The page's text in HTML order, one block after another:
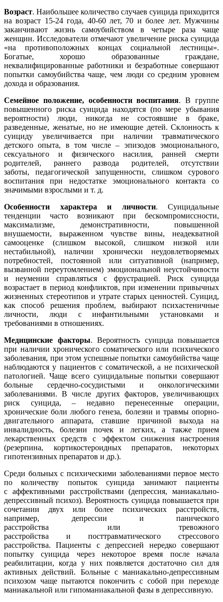
Возраст. Наибольшее количество случаев суицида приходится
на возраст 15-24 года, 40-60 лет, 70 и более лет. Мужчины
заканчивают жизнь самоубийством в четыре раза чаще
женщин. Исследователи отмечают увеличение риска суицида
«на противоположных концах социальной лестницы».
Богатые, хорошо образованные граждане,
неквалифицированные работники и безработные совершают
попытки самоубийства чаще, чем люди со средним уровнем
дохода и образования.
Семейное положение, особенности воспитания. В группе
повышенного риска суицида находятся (по мере убывания
вероятности) люди, никогда не состоявшие в браке,
разведенные, женатые, но не имеющие детей. Склонность к
суициду увеличивается при наличии травматического
детского опыта, в том числе – эпизодов эмоционального,
сексуального и физического насилия, ранней смерти
родителей, раннего развода родителей, отсутствии
заботы, педагогической запущенности, слишком сурового
воспитания при недостатке эмоционального контакта со
значимыми взрослыми и т. д.
Особенности характера и личности. Суицидальные
тенденции часто возникают при бескомпромиссности,
максимализме, демонстративности, повышенной
внушаемости, выраженном чувстве вины, неадекватной
самооценке (слишком высокой, слишком низкой или
нестабильной), наличии хронически неудовлетворяемых
потребностей, постоянной или ситуативной (например,
вызванной переутомлением) эмоциональной неустойчивости
и неумении справляться с фрустрацией. Риск суицида
возрастает в период конфликтов, при изменении привычных
жизненных стереотипов и утрате старых ценностей. Суицид,
как способ решения проблем, выбирают психастеничные
личности, люди с инфантильными установками и
требованиями в отношениях.
Медицинские факторы. Вероятность суицида повышается
при наличии хронического соматического или психического
заболевания, при этом успешные попытки самоубийства чаще
наблюдаются у пациентов с соматической, а не психической
патологией. Чаще всего суицидальные попытки совершают
больные сердечно-сосудистыми и онкологическими
заболеваниями. В числе других факторов, увеличивающих
риск суицида, – недавно перенесенные операции,
хронические боли любого генеза, болезни и травмы опорно-
двигательного аппарата, ставшие причиной выхода на
инвалидность, болезни почек и легких, а также прием
лекарственных средств с эффектом снижения настроения
(резерпина, кортикостероидных препаратов, некоторых
гипотензивных препаратов и др.).
Среди больных с психическими заболеваниями первое место
по количеству попыток суицида занимают пациенты
с аффективными расстройствами (депрессия, маниакально-
депрессивный психоз). Вероятность суицида повышается при
сочетании двух или более психических расстройств,
например, депрессии и панического
расстройства или тревожного
расстройства и посттравматического стрессового
расстройства. Пациенты с депрессией нередко совершают
попытку суицида через некоторое время после начала
реабилитации, когда у них появляется достаточно сил для
активных действий. Больные с маниакально-депрессивным
психозом чаще пытаются покончить с собой при переходе
маниакальной или гипоманиакальной фазы в депрессивную.